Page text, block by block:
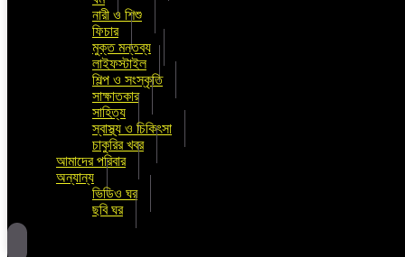
নারী ও শিশু
ফিচার
মুক্ত মন্তব্য
লাইফস্টাইল
শিল্প ও সংস্কৃতি
সাক্ষাতকার
সাহিত্য
স্বাস্থ্য ও চিকিৎসা
চাকুরির খবর
আমাদের পরিবার
অন্যান্য
ভিডিও ঘর
ছবি ঘর